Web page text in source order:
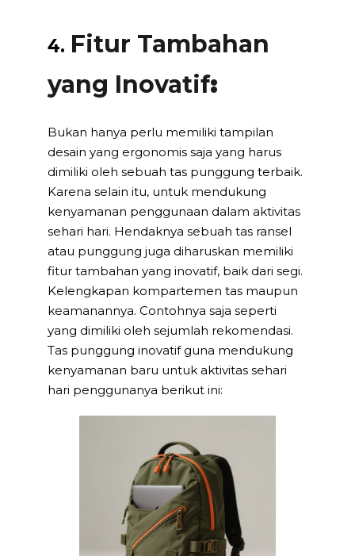
4. Fitur Tambahan
yang Inovatif:
Bukan hanya perlu memiliki tampilan
desain yang ergonomis saja yang harus
dimiliki oleh sebuah tas punggung terbaik.
Karena selain itu, untuk mendukung
kenyamanan penggunaan dalam aktivitas
sehari hari. Hendaknya sebuah tas ransel
atau punggung juga diharuskan memiliki
fitur tambahan yang inovatif, baik dari segi.
Kelengkapan kompartemen tas maupun
keamanannya. Contohnya saja seperti
yang dimiliki oleh sejumlah rekomendasi.
Tas punggung inovatif guna mendukung
kenyamanan baru untuk aktivitas sehari
hari penggunanya berikut ini: